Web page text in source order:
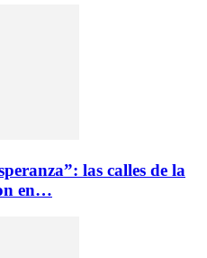
las calles de la
en…